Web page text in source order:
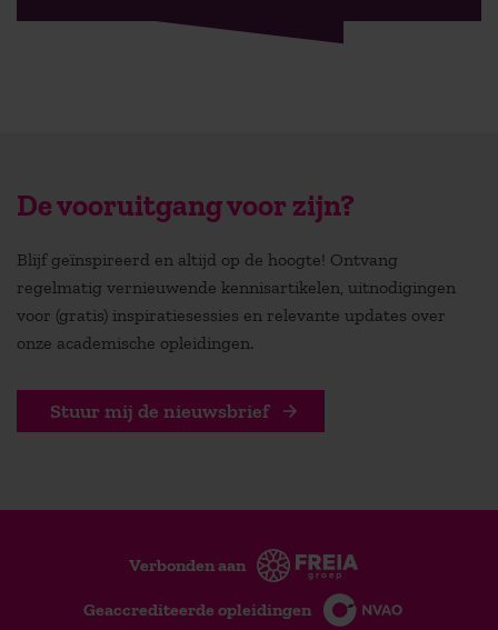
De vooruitgang voor zijn?
Blijf geïnspireerd en altijd op de hoogte! Ontvang
regelmatig vernieuwende kennisartikelen, uitnodigingen
voor (gratis) inspiratiesessies en relevante updates over
onze academische opleidingen.
Stuur mij de nieuwsbrief
Verbonden aan
Geaccrediteerde opleidingen